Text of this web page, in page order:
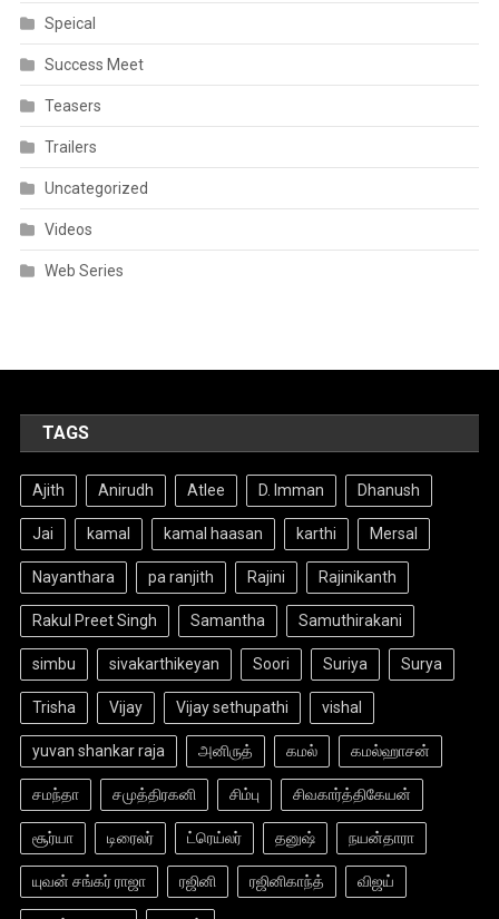
Speical
Success Meet
Teasers
Trailers
Uncategorized
Videos
Web Series
TAGS
Ajith Anirudh Atlee D. Imman Dhanush
Jai kamal kamal haasan karthi Mersal
Nayanthara pa ranjith Rajini Rajinikanth
Rakul Preet Singh Samantha Samuthirakani
simbu sivakarthikeyan Soori Suriya Surya
Trisha Vijay Vijay sethupathi vishal
yuvan shankar raja அனிருத் கமல் கமல்ஹாசன்
சமந்தா சமுத்திரகனி சிம்பு சிவகார்த்திகேயன்
சூர்யா டிரைலர் ட்ரெய்லர் தனுஷ் நயன்தாரா
யுவன் சங்கர் ராஜா ரஜினி ரஜினிகாந்த் விஜய்